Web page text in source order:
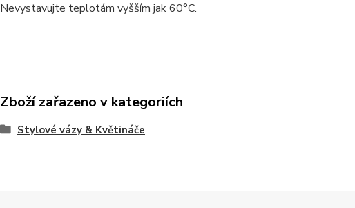
Nevystavujte teplotám vyšším jak 60°C.
Zboží zařazeno v kategoriích
Stylové vázy & Květináče